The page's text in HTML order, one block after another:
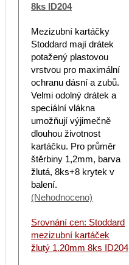
8ks ID204
Mezizubní kartáčky
Stoddard mají drátek
potažený plastovou
vrstvou pro maximální
ochranu dásní a zubů.
Velmi odolný drátek a
speciální vlákna
umožňují výjimečně
dlouhou životnost
kartáčku. Pro průměr
štěrbiny 1,2mm, barva
žlutá, 8ks+8 krytek v
balení.
(Nehodnoceno)
Srovnání cen: Stoddard
mezizubní kartáček
žlutý 1.20mm 8ks ID204